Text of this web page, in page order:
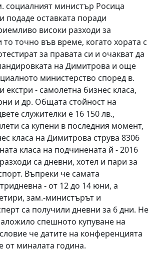
социалният министър Росица
подаде оставката поради
високи разходи за
точно във време, когато хората с
за правата си и очакват да
на Димитрова и още
министерство според в.
екстри - самолетна бизнес класа,
и др. Общата стойност на
служителки е 16 150 лв.,
са купени в последния момент,
класа на Димитрова струва 8306
класа на подчинената й - 2016
са дневни, хотел и пари за
Въпреки че самата
- от 12 до 14 юни, а
зам.-министърът и
са получили дневни за 6 дни. Не
спешното купуване на
че датите на конференцията
от миналата година.